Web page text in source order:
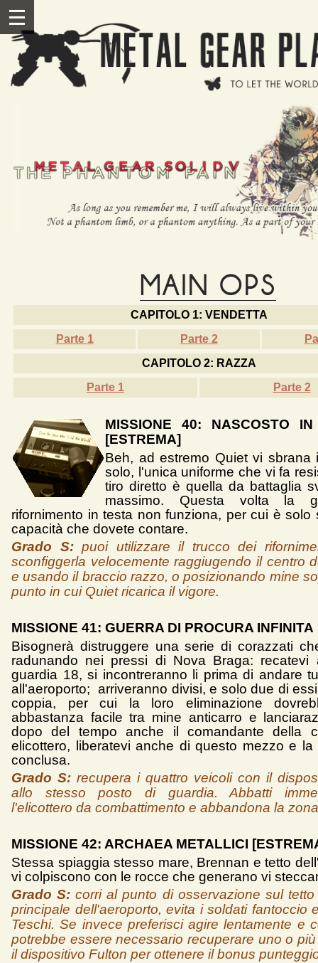
III
MAIN OPS
CAPITOLO 1: VENDETTA
Parte 1
Parte 2
CAPITOLO 2: RAZZA
Parte 1
Parte 2
MISSIONE 40: NASCOSTO IN
[ESTREMA]
Beh, ad estremo Quiet vi sbrana
solo, l'unica uniforme che vi fa
tiro diretto è quella da battaglia
massimo. Questa volta la
rifornimento in testa non funziona, per cui è solo
capacità che dovete contare.
Grado S:puoi utilizzare il trucco dei
sconfiggerla velocemente raggiugendo il centro
e usando il braccio razzo, o posizionando mine
punto in cui Quiet ricarica il vigore.
MISSIONE 41: GUERRA DI PROCURA INFINITA
Bisognerà distruggere una serie di corazzati
radunando nei pressi di Nova Braga: recatevi
guardia 18, si incontreranno li prima di andare
all'aeroporto; arriveranno divisi, e solo due di
coppia, per cui la loro eliminazione
abbastanza facile tra mine anticarro e
dopo del tempo anche il comandante della
elicottero, liberatevi anche di questo mezzo e la
conclusa.
Grado S: recupera i quattro veicoli con il
allo stesso posto di guardia. Abbatti
l'elicottero da combattimento e abbandona la
MISSIONE 42: ARCHAEA METALLICI
Stessa spiaggia stesso mare, Brennan e tetto
vi colpiscono con le rocce che generano vi
Grado S: corri al punto di osservazione sul tetto
principale dell'aeroporto, evita i soldati fantoccio
Teschi. Se invece preferisci agire lentamente e
potrebbe essere necessario recuperare uno o
il dispositivo Fulton per ottenere il bonus